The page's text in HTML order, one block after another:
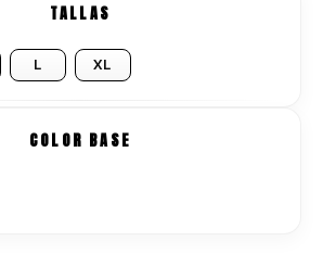
TALLAS
L XL
COLOR BASE